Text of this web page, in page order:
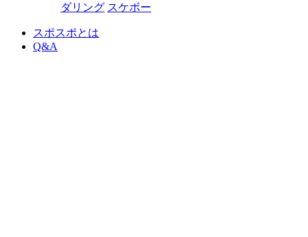
ダリング スケボー
スポスポとは
Q&A